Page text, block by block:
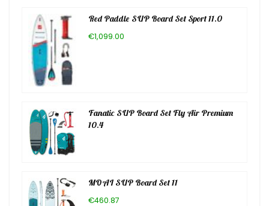
Red Paddle SUP Board Set Sport 11.0
€1,099.00
Fanatic SUP Board Set Fly Air Premium
10.4
MOAI SUP Board Set 11
€460.87